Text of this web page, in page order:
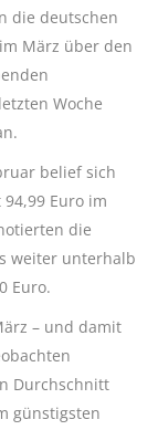
die deutschen
März über den
Woche
belief sich
Euro im
die
weiter unterhalb
Euro.
– und damit
Durchschnitt
günstigsten